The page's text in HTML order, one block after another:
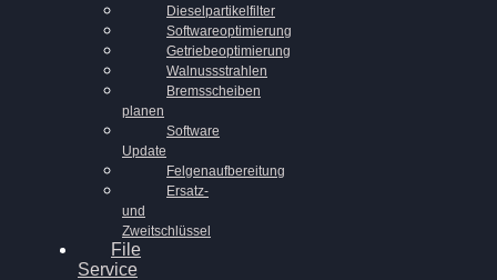
Dieselpartikelfilter
Softwareoptimierung
Getriebeoptimierung
Walnussstrahlen
Bremsscheiben
planen
Software
Update
Felgenaufbereitung
Ersatz-
und
Zweitschlüssel
File
Service